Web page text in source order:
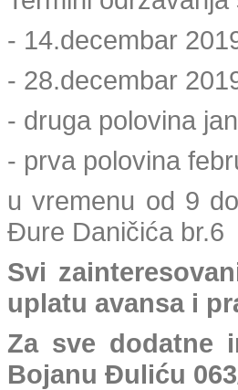
- 14.decembar
- 28.decembar
- druga polovina
- prva polovina
u vremenu od 9
Đure Daničića br.6
Svi
uplatu avansa i
Za sve dodatne
Bojanu Đuliću